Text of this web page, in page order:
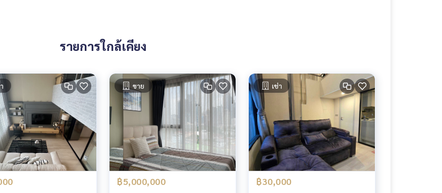
pleasure to give.
รายการใกล้เคียง
ขาย
฿5,000,000
เช่า
฿30,000